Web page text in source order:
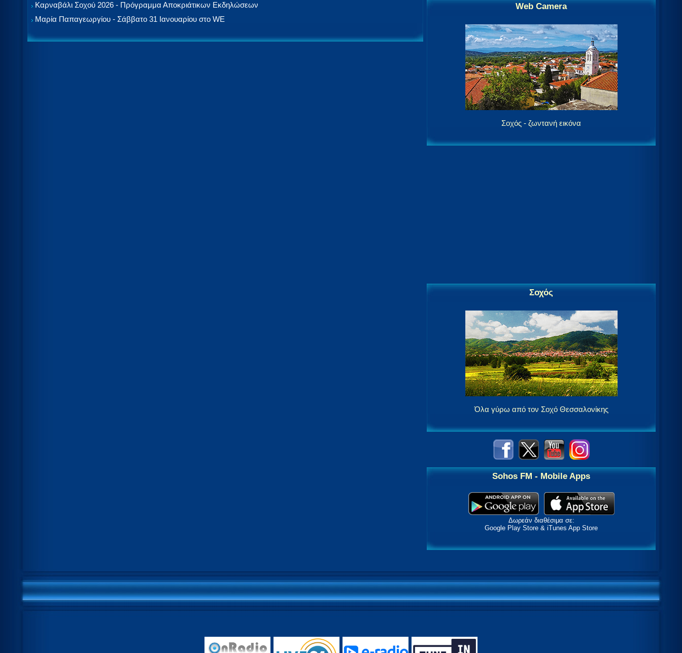
Καρναβάλι Σοχού 2026 - Πρόγραμμα Αποκριάτικων Εκδηλώσεων
Μαρία Παπαγεωργίου - Σάββατο 31 Ιανουαρίου στο WE
Web Camera
Σοχός - ζωντανή εικόνα
Σοχός
Όλα γύρω από τον Σοχό Θεσσαλονίκης
Sohos FM - Mobile Apps
Δωρεάν διαθέσιμα σε:
Google Play Store & iTunes App Store